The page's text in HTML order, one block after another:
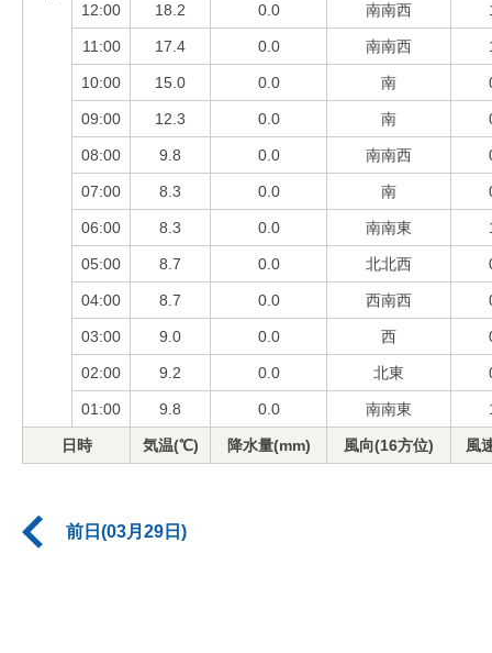
12:00 18.2 0.0 南南西
11:00 17.4 0.0 南南西
10:00 15.0 0.0 南
09:00 12.3 0.0 南
08:00 9.8 0.0 南南西
07:00 8.3 0.0 南
06:00 8.3 0.0 南南東
05:00 8.7 0.0 北北西
04:00 8.7 0.0 西南西
03:00 9.0 0.0 西
02:00 9.2 0.0 北東
01:00 9.8 0.0 南南東
日時 気温(℃) 降水量(mm) 風向(16方位) 風
前日(03月29日)